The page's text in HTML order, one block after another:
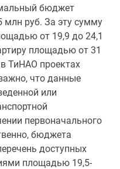
бюджет
млн руб. За эту сумму
от 19,9 до 24,1
площадью от 31
ТиНАО проектах
что данные
или
первоначального
бюджета
доступных
площадью 19,5-